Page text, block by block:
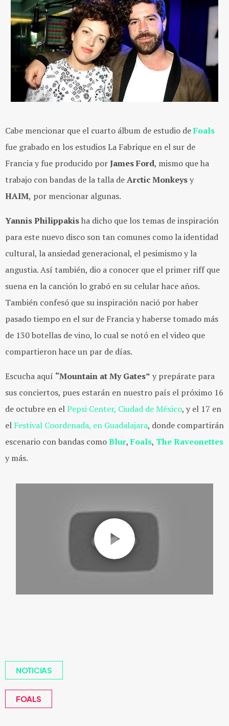
Cabe mencionar que el cuarto álbum de estudio deFoals
fue grabado en los estudios La Fabrique en el sur de
Francia y fue producido porJames Ford, mismo que ha
trabajo con bandas de la talla deArctic Monkeysy
HAIM, por mencionar algunas.
Yannis Philippakisha dicho que los temas de inspiración
para este nuevo disco son tan comunes como la identidad
cultural, la ansiedad generacional, el pesimismo y la
angustia. Así también, dio a conocer que el primer riff que
suena en la canción lo grabó en su celular hace años.
También confesó que su inspiración nació por haber
pasado tiempo en el sur de Francia y haberse tomado más
de 130 botellas de vino, lo cual se notó en el video que
compartieron hace un par de días.
Escucha aquí “Mountain at My Gates” y prepárate para
sus conciertos, pues estarán en nuestro país el próximo 16
de octubre en elPepsi Center, Ciudad de México, y el 17 en
el Festival Coordenada, en Guadalajara, donde compartirán
escenario con bandas comoBlur,Foals, The Raveonettes
y más.
NOTICIAS
FOALS